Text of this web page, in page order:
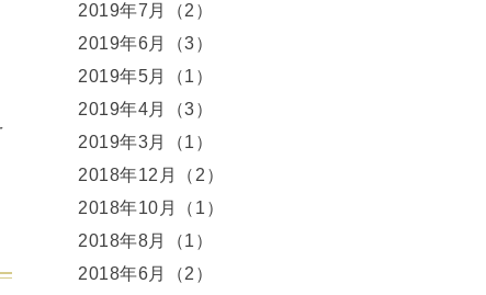
2019年7月（2）
2019年6月（3）
2019年5月（1）
2019年4月（3）
2019年3月（1）
2018年12月（2）
2018年10月（1）
2018年8月（1）
2018年6月（2）